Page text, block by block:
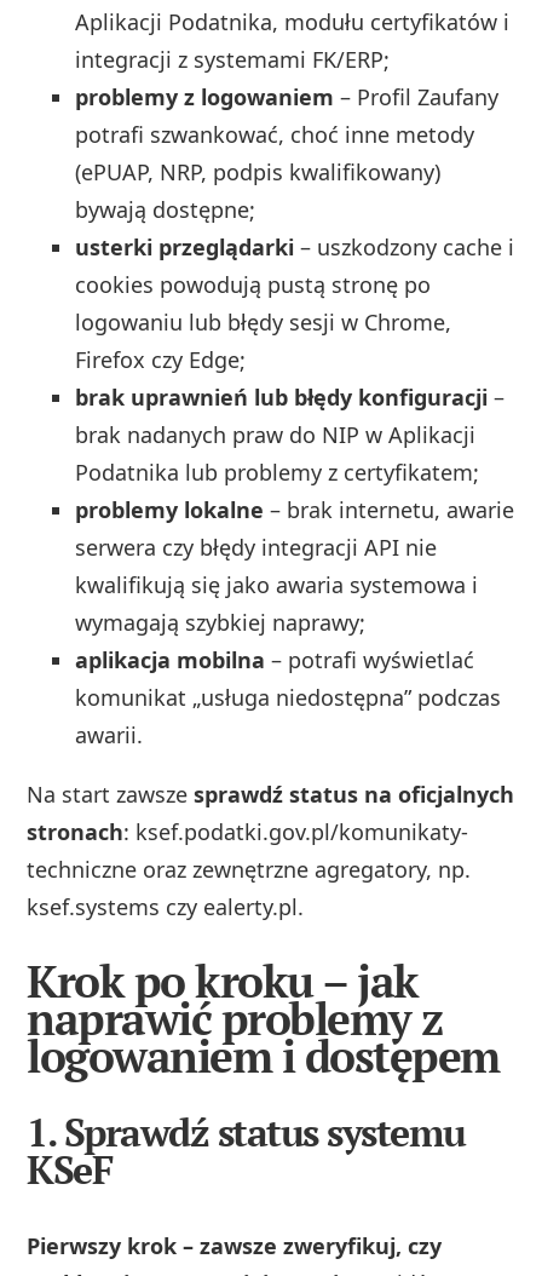
Aplikacji Podatnika, modułu certyfikatów i
integracji z systemami FK/ERP;
problemy z logowaniem – Profil Zaufany
potrafi szwankować, choć inne metody
(ePUAP, NRP, podpis kwalifikowany)
bywają dostępne;
usterki przeglądarki – uszkodzony cache i
cookies powodują pustą stronę po
logowaniu lub błędy sesji w Chrome,
Firefox czy Edge;
brak uprawnień lub błędy konfiguracji –
brak nadanych praw do NIP w Aplikacji
Podatnika lub problemy z certyfikatem;
problemy lokalne – brak internetu, awarie
serwera czy błędy integracji API nie
kwalifikują się jako awaria systemowa i
wymagają szybkiej naprawy;
aplikacja mobilna – potrafi wyświetlać
komunikat „usługa niedostępna” podczas
awarii.
Na start zawszesprawdź status na oficjalnych
stronach: ksef.podatki.gov.pl/komunikaty-
techniczne oraz zewnętrzne agregatory, np.
ksef.systems czy ealerty.pl.
Krok po kroku – jak
naprawić problemy z
logowaniem i dostępem
1. Sprawdź status systemu
KSeF
Pierwszy krok – zawsze zweryfikuj, czy